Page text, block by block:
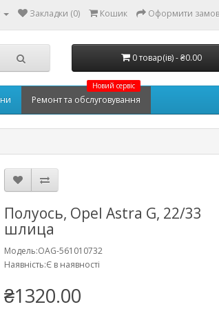
Закладки (0) Кошик Оформити
0 товар(ів) - ₴0.00
Новий сервіс
Ремонт та обслуговування
Полуось, Opel Astra G, 22/33
шлица
Модель:OAG-561010732
Наявність:Є в наявності
₴1320.00